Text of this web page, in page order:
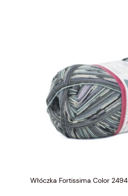
Włóczka Fortissima Color 2494